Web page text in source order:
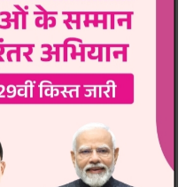
CG
CG